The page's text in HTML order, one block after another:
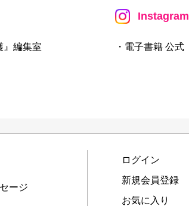
』編集室
Instagram
・電子書籍 公式
ージ
ログイン
新規会員登録
お気に入り